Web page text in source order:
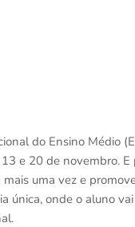
do Ensino Médio
e 20 de novembro.
uma vez e
única, onde o aluno